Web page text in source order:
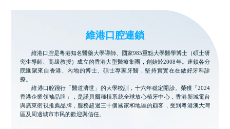
維港口腔連鎖
維港口腔是粵港知名醫藥大學導師、國家985重點大學醫學博士（碩士研
究生導師、高級教授）成立的香港大型醫療集團，創始於2008年。連鎖各分
院匯聚來自香港、內地的博士、碩士專家牙醫，堅持實實在在做好牙科診
療。
維港口腔踐行「醫道濟世」的大學校訓，十六年穩定開診。榮獲「2024
香港企業領袖品牌」，是諾貝爾種植系統全球放心植牙中心，香港新城電台
與廣東衛視推薦品牌，服務超過三十個國家和地區的顧客，受到粵港澳大灣
區及周邊城市市民的歡迎與信任。